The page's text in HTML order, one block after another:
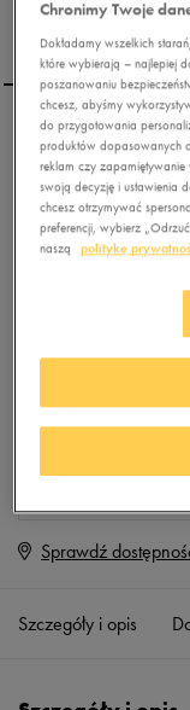
NIKE FLEX
(GS)
0.0 (
39,99 złz Vat
Produkt
Rozmiary EU
35,5
Sprawdź
Szczegóły i opis
Chronimy Twoje
Dokładamy wszelkich
które wybierają – najlepiej
poszanowaniu
chcesz, abyśmy
do przygotowania
produktów dopasowanych
reklam czy
swoją decyzję i ustawienia
chcesz otrzymywać
preferencji, wybierz
naszą
politykę